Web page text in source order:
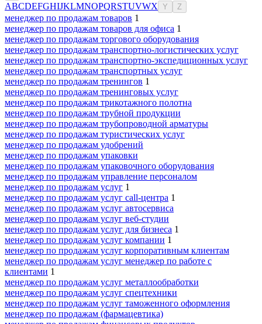
ABCDEFGHIJKLMNOPQRSTUVWX Y Z
менеджер по продажам товаров 1
менеджер по продажам товаров для офиса 1
менеджер по продажам торгового оборудования
менеджер по продажам транспортно-логистических услуг
менеджер по продажам транспортно-экспедиционных услуг
менеджер по продажам транспортных услуг
менеджер по продажам тренингов 1
менеджер по продажам тренинговых услуг
менеджер по продажам трикотажного полотна
менеджер по продажам трубной продукции
менеджер по продажам трубопроводной арматуры
менеджер по продажам туристических услуг
менеджер по продажам удобрений
менеджер по продажам упаковки
менеджер по продажам упаковочного оборудования
менеджер по продажам управление персоналом
менеджер по продажам услуг 1
менеджер по продажам услуг call-центра 1
менеджер по продажам услуг автосервиса
менеджер по продажам услуг веб-студии
менеджер по продажам услуг для бизнеса 1
менеджер по продажам услуг компании 1
менеджер по продажам услуг корпоративным клиентам
менеджер по продажам услуг менеджер по работе с
клиентами 1
менеджер по продажам услуг металлообработки
менеджер по продажам услуг спецтехники
менеджер по продажам услуг таможенного оформления
менеджер по продажам (фармацевтика)